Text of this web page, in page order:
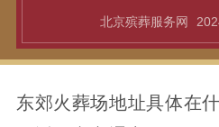
北京殡葬服务网
东郊火葬场地址具体在